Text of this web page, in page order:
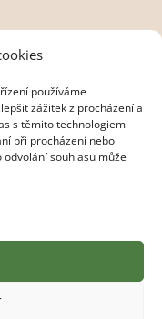
používáme
zážitek z procházení a
s těmito technologiemi
při procházení nebo
souhlasu může
údajů.